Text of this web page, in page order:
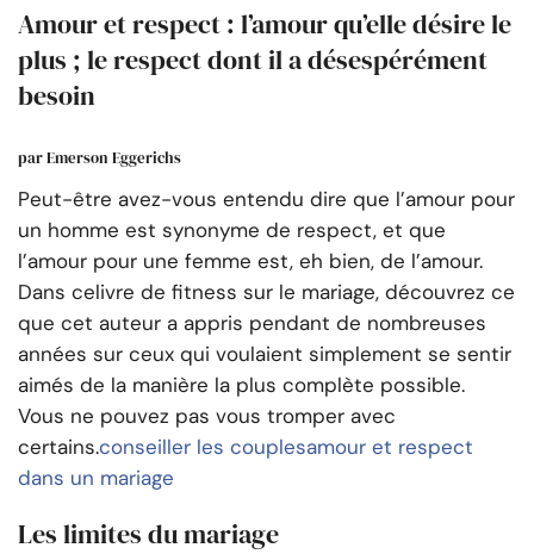
Amour et respect : l’amour qu’elle désire le
plus ; le respect dont il a désespérément
besoin
par Emerson Eggerichs
Peut-être avez-vous entendu dire que l’amour pour
un homme est synonyme de respect, et que
l’amour pour une femme est, eh bien, de l’amour.
Dans celivre de fitness sur le mariage, découvrez ce
que cet auteur a appris pendant de nombreuses
années sur ceux qui voulaient simplement se sentir
aimés de la manière la plus complète possible.
Vous ne pouvez pas vous tromper avec
certains.conseiller les couplesamour et respect
dans un mariage
Les limites du mariage